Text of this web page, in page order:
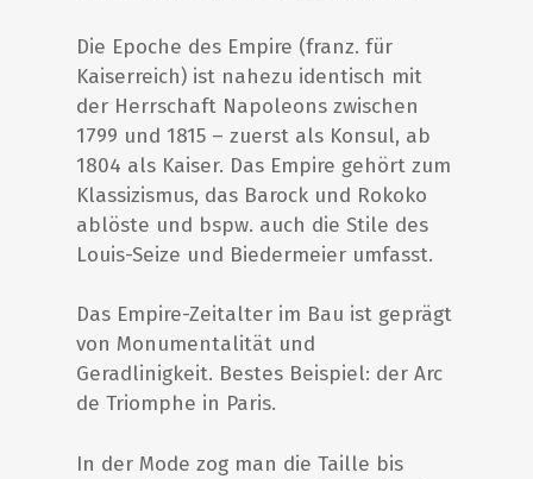
Die Epoche des Empire (franz. für
Kaiserreich) ist nahezu identisch mit
der Herrschaft Napoleons zwischen
1799 und 1815 – zuerst als Konsul, ab
1804 als Kaiser. Das Empire gehört zum
Klassizismus, das Barock und Rokoko
ablöste und bspw. auch die Stile des
Louis-Seize und Biedermeier umfasst.
Das Empire-Zeitalter im Bau ist geprägt
von Monumentalität und
Geradlinigkeit. Bestes Beispiel: der Arc
de Triomphe in Paris.
In der Mode zog man die Taille bis